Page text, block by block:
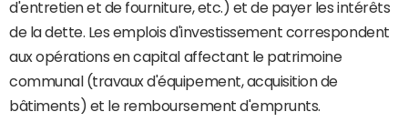
d'entretien et de fourniture, etc.) et de payer les intérêts
de la dette. Les emplois d'investissement correspondent
aux opérations en capital affectant le patrimoine
communal (travaux d'équipement, acquisition de
bâtiments) et le remboursement d'emprunts.